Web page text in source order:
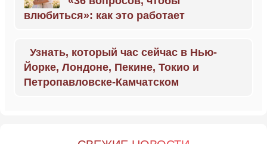
влюбиться»: как это работает
Узнать, который час сейчас в Нью-
Йорке, Лондоне, Пекине, Токио и
Петропавловске-Камчатском